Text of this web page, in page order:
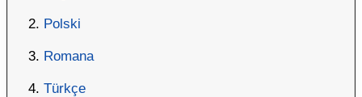
Polski
Romana
Türkçe